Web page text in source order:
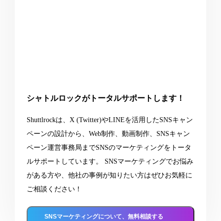
シャトルロックがトータルサポートします！
Shuttlrockは、X (Twitter)やLINEを活用したSNSキャン
ペーンの設計から、Web制作、動画制作、SNSキャン
ペーン運営事務局までSNSのマーケティングをトータ
ルサポートしています。 SNSマーケティングでお悩み
がある方や、他社の事例が知りたい方はぜひお気軽に
ご相談ください！
SNSマーケティングについて、無料相談する